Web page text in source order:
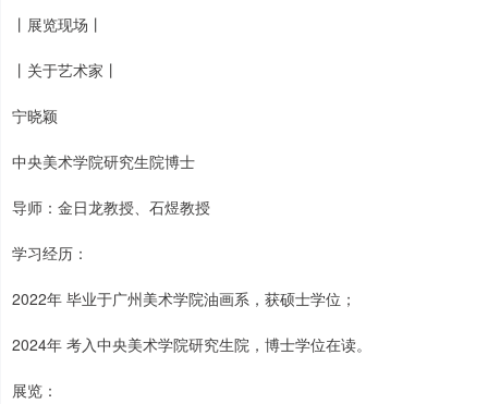
丨展览现场丨
丨关于艺术家丨
宁晓颖
中央美术学院研究生院博士
导师：金日龙教授、石煜教授
学习经历：
2022年 毕业于广州美术学院油画系，获硕士学位；
2024年 考入中央美术学院研究生院，博士学位在读。
展览：